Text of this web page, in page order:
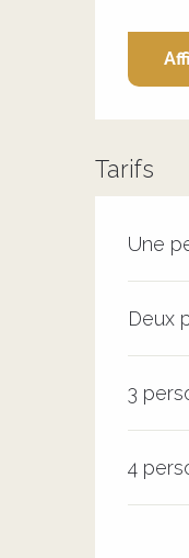
Tarifs
Tarifs
Une
Deux
3
4